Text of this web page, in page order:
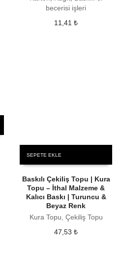
becerisi işleri
11,41₺
SEPETE EKLE
Baskılı Çekiliş Topu | Kura
Topu – İthal Malzeme &
Kalıcı Baskı | Turuncu &
Beyaz Renk
Kura Topu, Çekiliş Topu
47,53₺